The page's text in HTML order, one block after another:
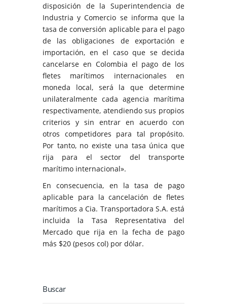
disposición de la Superintendencia de
Industria y Comercio se informa que la
tasa de conversión aplicable para el pago
de las obligaciones de exportación e
importación, en el caso que se decida
cancelarse en Colombia el pago de los
fletes marítimos internacionales en
moneda local, será la que determine
unilateralmente cada agencia marítima
respectivamente, atendiendo sus propios
criterios y sin entrar en acuerdo con
otros competidores para tal propósito.
Por tanto, no existe una tasa única que
rija para el sector del transporte
marítimo internacional».
En consecuencia, en la tasa de pago
aplicable para la cancelación de fletes
marítimos a Cia. Transportadora S.A. está
incluida la Tasa Representativa del
Mercado que rija en la fecha de pago
más $20 (pesos col) por dólar.
Buscar